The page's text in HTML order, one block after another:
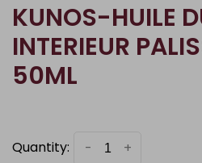
KUNOS-HUILE
INTERIEUR
50ML
Quantity: +
-